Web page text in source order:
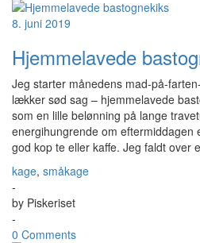
8. juni 2019
Hjemmelavede
Jeg starter månedens mad-på-
lækker sød sag – hjemmelavede
som en lille belønning på lange
energihungrende om eftermiddagen
god kop te eller kaffe. Jeg faldt over
kage, småkage
-
by Piskeriset
-
0 Comments